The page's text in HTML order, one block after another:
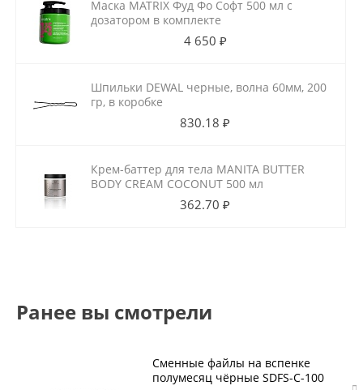
Маска MATRIX Фуд Фо Софт 500 мл с
дозатором в комплекте
4 650 ₽
Шпильки DEWAL черные, волна 60мм, 200
гр, в коробке
830.18 ₽
Крем-баттер для тела MANITA BUTTER
BODY CREAM COCONUT 500 мл
362.70 ₽
Ранее вы смотрели
Сменные файлы на вспенке
полумесяц чёрные SDFS-C-100